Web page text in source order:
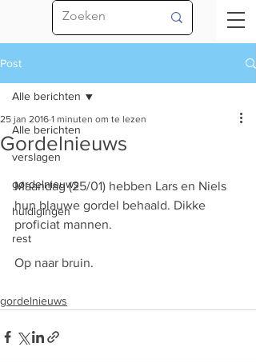
Post
Alle berichten
verslagen
gordelnieuws
huldigingen
rest
Alle berichten
Gordelnieuws
25 jan 2016 1 minuten om te lezen
Maandag (25/01) hebben Lars en Niels
hun blauwe gordel behaald. Dikke
proficiat mannen.
Op naar bruin.
gordelnieuws